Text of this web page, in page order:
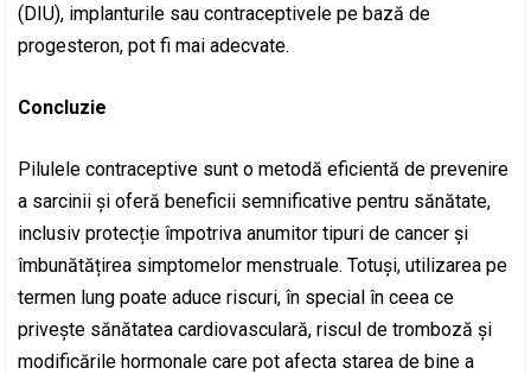
(DIU), implanturile sau contraceptivele pe bază de
progesteron, pot fi mai adecvate.
Concluzie
Pilulele contraceptive sunt o metodă eficientă de prevenire
a sarcinii și oferă beneficii semnificative pentru sănătate,
inclusiv protecție împotriva anumitor tipuri de cancer și
îmbunătățirea simptomelor menstruale. Totuși, utilizarea pe
termen lung poate aduce riscuri, în special în ceea ce
privește sănătatea cardiovasculară, riscul de tromboză și
modificările hormonale care pot afecta starea de bine a